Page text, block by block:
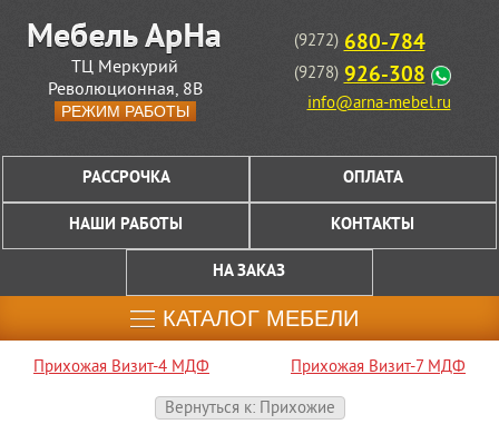
ТЦ Меркурий
Революционная, 8В
РЕЖИМ РАБОТЫ
(9272) 680-784
(9278) 926-308
info@arna-mebel.ru
РАССРОЧКА ОПЛАТА
НАШИ РАБОТЫ КОНТАКТЫ
НА ЗАКАЗ
КАТАЛОГ МЕБЕЛИ
Прихожая Визит-4 МДФ
Прихожая Визит-7 МДФ
Вернуться к: Прихожие